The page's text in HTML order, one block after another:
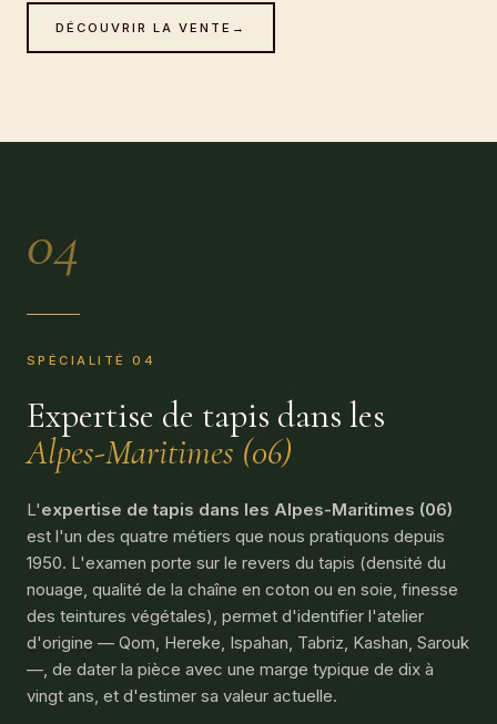
DÉCOUVRIR LA VENTE →
04
SPÉCIALITÉ 04
Expertise de tapis dans les
Alpes-Maritimes (06)
L'expertise de tapis dans les Alpes-Maritimes (06)
est l'un des quatre métiers que nous pratiquons depuis
1950. L'examen porte sur le revers du tapis (densité du
nouage, qualité de la chaîne en coton ou en soie, finesse
des teintures végétales), permet d'identifier l'atelier
d'origine — Qom, Hereke, Ispahan, Tabriz, Kashan, Sarouk
—, de dater la pièce avec une marge typique de dix à
vingt ans, et d'estimer sa valeur actuelle.